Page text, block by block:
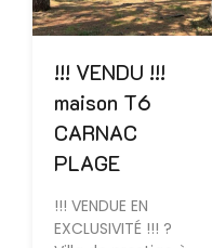
!!! VENDU !!!
maison T6
CARNAC
PLAGE
!!! VENDUE EN
EXCLUSIVITÉ !!! ?